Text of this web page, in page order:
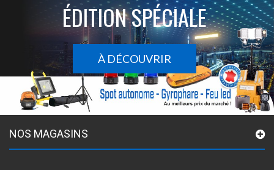
ÉDITION SPÉCIALE
À DÉCOUVRIR
NOS MAGASINS